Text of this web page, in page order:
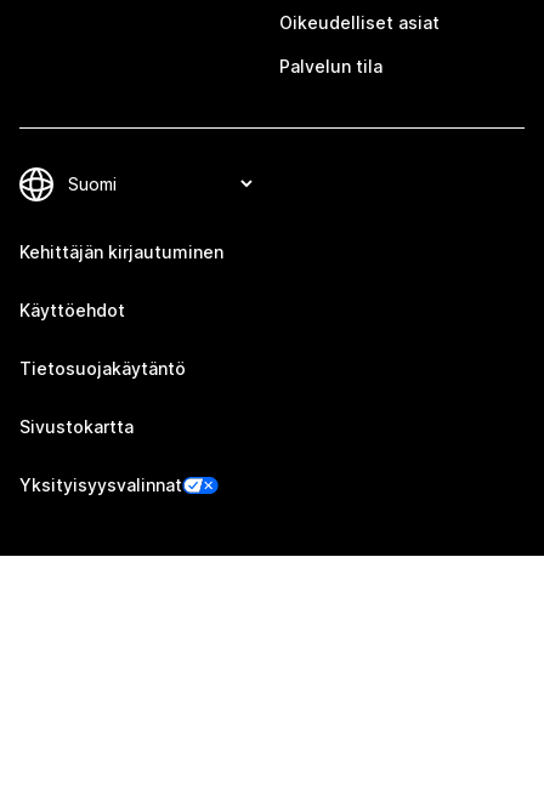
Oikeudelliset asiat
Palvelun tila
Kehittäjän kirjautuminen
Käyttöehdot
Tietosuojakäytäntö
Sivustokartta
Yksityisyysvalinnat